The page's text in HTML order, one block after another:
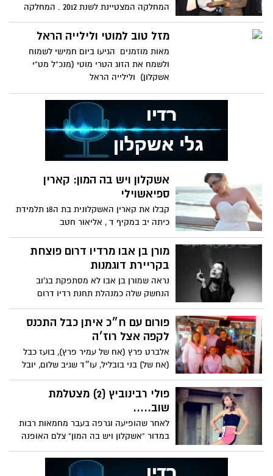
המחלקה המצטיינת לשנת 2012 . המחלקה
נבחרה על ידי ועדת פרס שבראשה
מזל טוב למוטי ולילייה הראל
מאות מוזמנים הגיעו ביום חמישי לשמוח
ולשמח את הזוג הטרי מוטי (מנכ"ל מט"י
אשקלון) ולילייה הראל
אשקלון ויש בה המון: קארין
ספיאשוילי
קבלו את קארין האשקלונית בת ה18 תלמידת
כיתה יב במקיף ד , אליאור חטב
צילם, אוקסנה נוסוה הלבישה בבגדי
מורן בן אבו מרדיו דרום פוצחת
בקריירת דוגמנות
נראה שמורן בן אבו לא מסתפקת בג'וב
הנחשק שלה כמנהלת תחנת רדיו דרום
אשקלון 101.5 ופצחה בקריירת
פורום עם ח״כ איתן כבל התכנס
לקפה אצל רוז׳ה
אלברט פרץ (אח של עמיר פרץ), בועז כבל
(אח של) בני בובליל, עו״ד שגיב שלום, יובל
אבני, דוד יבורסקי
פולי רבינוביץ (2) מצטלמת
שוב.....
לאחר שהופיעה וגרפה בעבר מחמאות רבות
במדור "אשקלון ויש בה המון" צלם האופנה
דניס רובינסקי צילם את